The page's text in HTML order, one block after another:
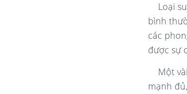
Loại
bình
các
được sự
Một
mạnh